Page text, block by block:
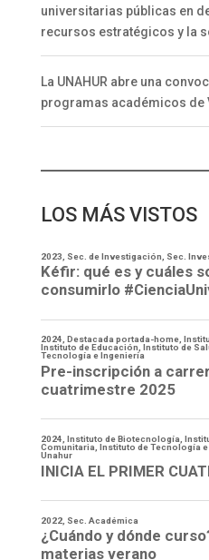
universitarias públicas en
recursos estratégicos y la
La UNAHUR abre una
programas académicos de
LOS MÁS VISTOS